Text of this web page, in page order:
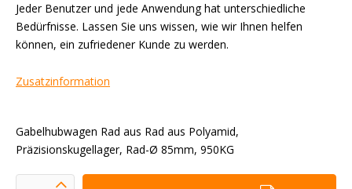
Jeder Benutzer und jede Anwendung hat unterschiedliche
Bedürfnisse. Lassen Sie uns wissen, wie wir Ihnen helfen
können, ein zufriedener Kunde zu werden.
Zusatzinformation
Gabelhubwagen Rad aus Rad aus Polyamid,
Präzisionskugellager, Rad-Ø 85mm, 950KG